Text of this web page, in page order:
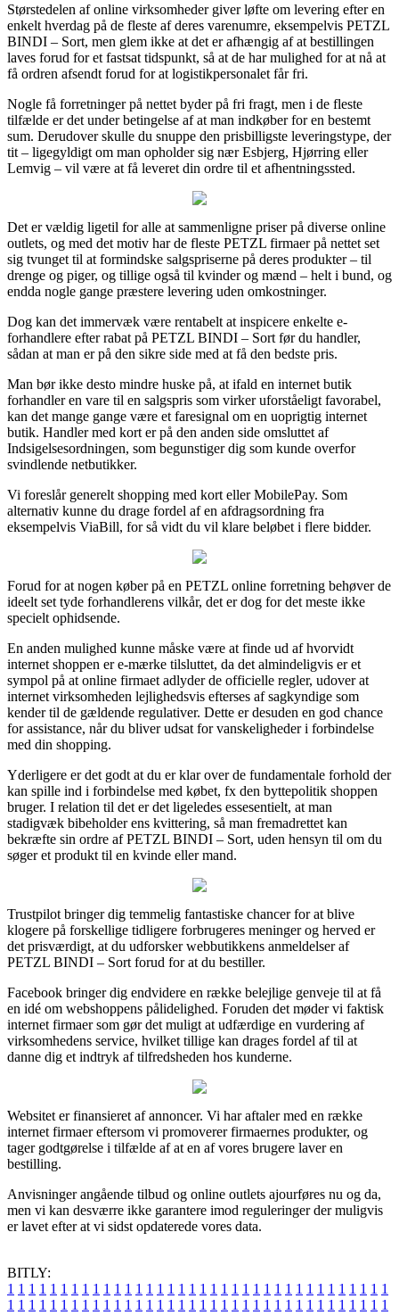
Størstedelen af online virksomheder giver løfte om levering efter en
enkelt hverdag på de fleste af deres varenumre, eksempelvis PETZL
BINDI – Sort, men glem ikke at det er afhængig af at bestillingen
laves forud for et fastsat tidspunkt, så at de har mulighed for at nå at
få ordren afsendt forud for at logistikpersonalet får fri.
Nogle få forretninger på nettet byder på fri fragt, men i de fleste
tilfælde er det under betingelse af at man indkøber for en bestemt
sum. Derudover skulle du snuppe den prisbilligste leveringstype, der
tit – ligegyldigt om man opholder sig nær Esbjerg, Hjørring eller
Lemvig – vil være at få leveret din ordre til et afhentningssted.
Det er vældig ligetil for alle at sammenligne priser på diverse online
outlets, og med det motiv har de fleste PETZL firmaer på nettet set
sig tvunget til at formindske salgspriserne på deres produkter – til
drenge og piger, og tillige også til kvinder og mænd – helt i bund, og
endda nogle gange præstere levering uden omkostninger.
Dog kan det immervæk være rentabelt at inspicere enkelte e-
forhandlere efter rabat på PETZL BINDI – Sort før du handler,
sådan at man er på den sikre side med at få den bedste pris.
Man bør ikke desto mindre huske på, at ifald en internet butik
forhandler en vare til en salgspris som virker uforståeligt favorabel,
kan det mange gange være et faresignal om en uoprigtig internet
butik. Handler med kort er på den anden side omsluttet af
Indsigelsesordningen, som begunstiger dig som kunde overfor
svindlende netbutikker.
Vi foreslår generelt shopping med kort eller MobilePay. Som
alternativ kunne du drage fordel af en afdragsordning fra
eksempelvis ViaBill, for så vidt du vil klare beløbet i flere bidder.
Forud for at nogen køber på en PETZL online forretning behøver de
ideelt set tyde forhandlerens vilkår, det er dog for det meste ikke
specielt ophidsende.
En anden mulighed kunne måske være at finde ud af hvorvidt
internet shoppen er e-mærke tilsluttet, da det almindeligvis er et
sympol på at online firmaet adlyder de officielle regler, udover at
internet virksomheden lejlighedsvis efterses af sagkyndige som
kender til de gældende regulativer. Dette er desuden en god chance
for assistance, når du bliver udsat for vanskeligheder i forbindelse
med din shopping.
Yderligere er det godt at du er klar over de fundamentale forhold der
kan spille ind i forbindelse med købet, fx den byttepolitik shoppen
bruger. I relation til det er det ligeledes essesentielt, at man
stadigvæk bibeholder ens kvittering, så man fremadrettet kan
bekræfte sin ordre af PETZL BINDI – Sort, uden hensyn til om du
søger et produkt til en kvinde eller mand.
Trustpilot bringer dig temmelig fantastiske chancer for at blive
klogere på forskellige tidligere forbrugeres meninger og herved er
det prisværdigt, at du udforsker webbutikkens anmeldelser af
PETZL BINDI – Sort forud for at du bestiller.
Facebook bringer dig endvidere en række belejlige genveje til at få
en idé om webshoppens pålidelighed. Foruden det møder vi faktisk
internet firmaer som gør det muligt at udfærdige en vurdering af
virksomhedens service, hvilket tillige kan drages fordel af til at
danne dig et indtryk af tilfredsheden hos kunderne.
Websitet er finansieret af annoncer. Vi har aftaler med en række
internet firmaer eftersom vi promoverer firmaernes produkter, og
tager godtgørelse i tilfælde af at en af vores brugere laver en
bestilling.
Anvisninger angående tilbud og online outlets ajourføres nu og da,
men vi kan desværre ikke garantere imod reguleringer der muligvis
er lavet efter at vi sidst opdaterede vores data.
BITLY:
1 1 1 1 1 1 1 1 1 1 1 1 1 1 1 1 1 1 1 1 1 1 1 1 1 1 1 1 1 1 1 1 1 1 1 1
1 1 1 1 1 1 1 1 1 1 1 1 1 1 1 1 1 1 1 1 1 1 1 1 1 1 1 1 1 1 1 1 1 1 1 1